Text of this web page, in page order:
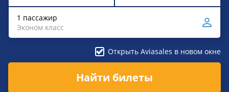
1 пассажир
Эконом класс
Открыть Aviasales в новом окне
Найти билеты